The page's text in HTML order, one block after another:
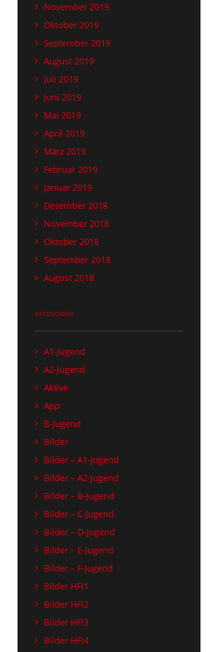
November 2019
Oktober 2019
September 2019
August 2019
Juli 2019
Juni 2019
Mai 2019
April 2019
März 2019
Februar 2019
Januar 2019
Dezember 2018
November 2018
Oktober 2018
September 2018
August 2018
KATEGORIEN
A1-Jugend
A2-Jugend
Aktive
App
B-Jugend
Bilder
Bilder – A1-Jugend
Bilder – A2-Jugend
Bilder – B-Jugend
Bilder – C-Jugend
Bilder – D-Jugend
Bilder – E-Jugend
Bilder – F-Jugend
Bilder HFI1
Bilder HFI2
Bilder HFI3
Bilder HFI4